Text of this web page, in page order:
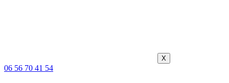
X
06 56 70 41 54